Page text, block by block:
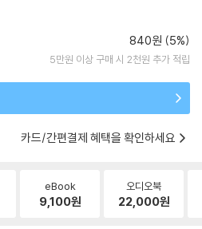
840원 (5%)
5만원 이상 구매 시 2천원 추가 적립
카드/간편결제 혜택을 확인하세요
eBook
9,100원
오디오북
22,000원